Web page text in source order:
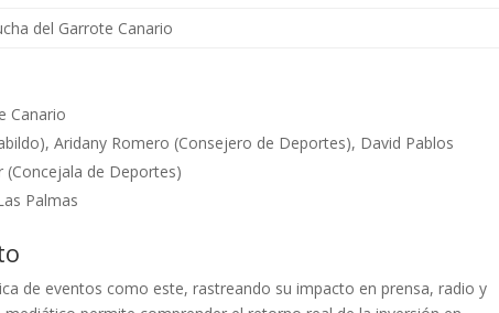
del Garrote Canario
Canario
Aridany Romero (Consejero de Deportes), David Pablos
(Concejala de Deportes)
Palmas
de eventos como este, rastreando su impacto en prensa, radio y